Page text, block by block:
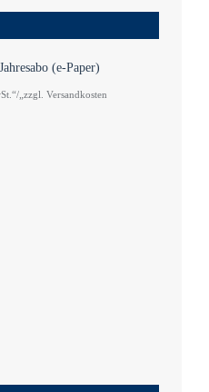
(e-Paper)
„zzgl. Versandkosten